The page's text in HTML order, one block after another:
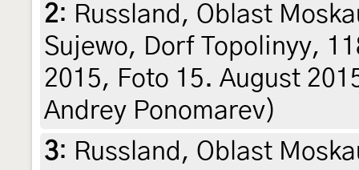
2: Russland, Oblast
Sujewo, Dorf Topolinyy,
2015, Foto 15. August
Andrey Ponomarev)
3: Russland, Oblast